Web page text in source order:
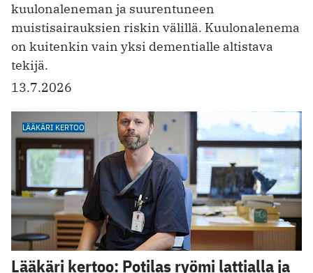
kuulonaleneman ja suurentuneen
muistisairauksien riskin välillä. Kuulonalenema
on kuitenkin vain yksi dementialle altistava
tekijä.
13.7.2026
LÄÄKÄRI KERTOO
Lääkäri kertoo: Potilas ryömi lattialla ja